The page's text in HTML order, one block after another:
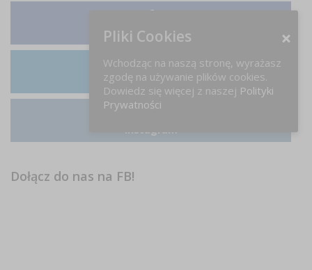
Facebook
LinkedIn
Dołącz do nas na FB!
Pliki Cookies
Wchodząc na naszą stronę, wyrażasz
zgodę na używanie plików cookies.
Dowiedz się więcej z naszej Polityki
Prywatności